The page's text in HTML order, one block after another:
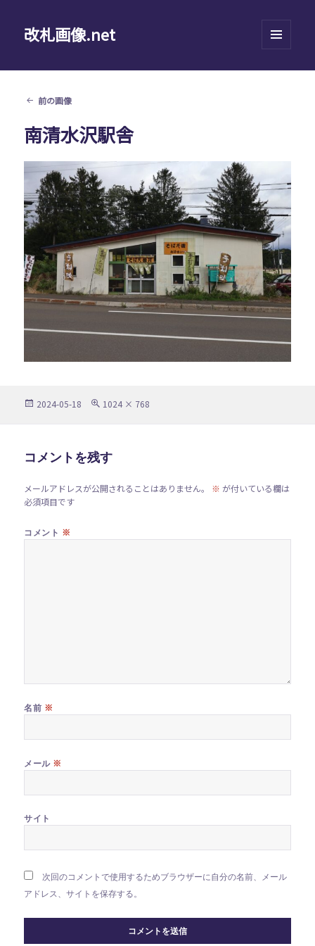
改札画像.net
ーとウ
前の画像
南清水沢駅舎
投
2024-05-18
フ
ズ
1024 × 768
コメントを残す
メールアドレスが公開されることはありません。 ※ が付いている欄は
必須項目です
コメント ※
名前 ※
メール ※
サイト
次回のコメントで使用するためブラウザーに自分の名前、メール
アドレス、サイトを保存する。